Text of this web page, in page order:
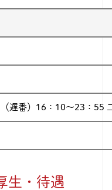
遅番）16：10～23：55
生・待遇